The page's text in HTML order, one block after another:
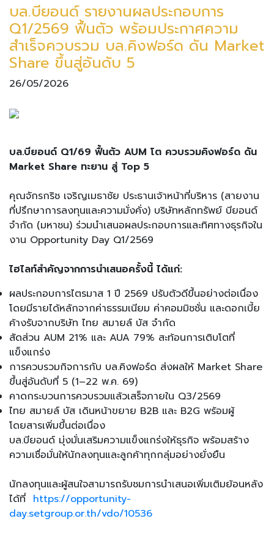
บล.บียอนด์ รายงานผลประกอบการ
Q1/2569 ฟื้นตัว พร้อมประกาศความ
สำเร็จควบรวม บล.คิงฟอร์ด ดัน Market
Share ขึ้นสู่อันดับ 5
26/05/2026
บล.บียอนด์ Q1/69 ฟื้นตัว AUM โต ควบรวมคิงฟอร์ด ดัน
Market Share ทะยาน สู่ Top 5
คุณจักรกริช เจริญเมธาชัย ประธานเจ้าหน้าที่บริหาร (สายงาน
ที่ปรึกษาการลงทุนและความมั่งคั่ง) บริษัทหลักทรัพย์ บียอนด์
จำกัด (มหาชน) ร่วมนำเสนอผลประกอบการและทิศทางธุรกิจใน
งาน Opportunity Day Q1/2569
ไฮไลท์สำคัญจากการนำเสนอครั้งนี้ ได้แก่:
ผลประกอบการไตรมาส 1 ปี 2569 ปรับตัวดีขึ้นอย่างต่อเนื่อง
โดยมีรายได้หลักจากค่าธรรมเนียม ค่าคอมมิชชั่น และดอกเบี้ย
ค้างรับจากบริษัท ไทย สมายล์ บัส จำกัด
สัดส่วน AUM 21% และ AUA 79% สะท้อนการเติบโตที่
แข็งแกร่ง
การควบรวมกิจการกับ บล.คิงฟอร์ด ส่งผลให้ Market Share
ขึ้นสู่อันดับที่ 5 (1–22 พ.ค. 69)
คาดกระบวนการควบรวมแล้วเสร็จภายใน Q3/2569
ไทย สมายล์ บัส เดินหน้าขยาย B2B และ B2G พร้อมผู้
โดยสารเพิ่มขึ้นต่อเนื่อง
บล.บียอนด์ มุ่งมั่นเสริมความแข็งแกร่งให้ธุรกิจ พร้อมสร้าง
ความเชื่อมั่นให้นักลงทุนและลูกค้าทุกกลุ่มอย่างยั่งยืน
นักลงทุนและผู้สนใจสามารถรับชมการนำเสนอเพิ่มเติมย้อนหลัง
ได้ที่ https://opportunity-
day.setgroup.or.th/vdo/10536